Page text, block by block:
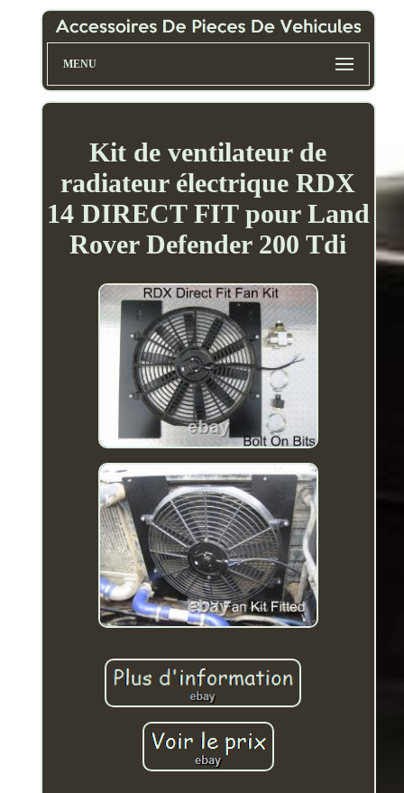
MENU
Kit de ventilateur de
radiateur électrique RDX
14 DIRECT FIT pour Land
Rover Defender 200 Tdi